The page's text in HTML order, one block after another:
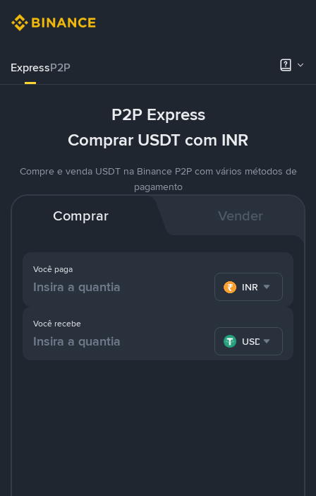
ExpressP2P
P2P Express
Comprar USDT com INR
Compre e venda USDT na Binance P2P com vários métodos de
pagamento
Comprar Vender
Você paga
INR
Você recebe
USDT